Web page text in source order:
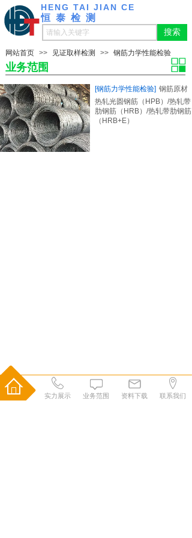
网站首页 >> 见证取样检测 >> 钢筋力学性能检验
业务范围
[钢筋力学性能检验] 钢筋原材
热轧光圆钢筋（HPB）/热轧带
肋钢筋（HRB）/热轧带肋钢筋
（HRB+E）
HENG TAI JIAN CE
搜索
恒泰检测
实力展示 业务范围 资料下载 联系我们